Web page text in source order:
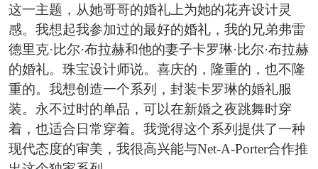
恭喜159****4201用户作品已成功备案！
这一主题，从她哥哥的婚礼上为她的花卉设计灵
感。我想起我参加过的最好的婚礼，我的兄弟弗雷
德里克·比尔·布拉赫和他的妻子卡罗琳·比尔·布拉赫
的婚礼。珠宝设计师说。喜庆的，隆重的，也不隆
重的。我想创造一个系列，封装卡罗琳的婚礼服
装。永不过时的单品，可以在新婚之夜跳舞时穿
着，也适合日常穿着。我觉得这个系列提供了一种
现代态度的审美，我很高兴能与Net-A-Porter合作推